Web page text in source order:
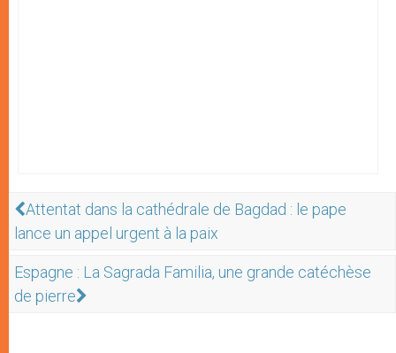
Attentat dans la cathédrale de Bagdad : le pape
lance un appel urgent à la paix
Espagne : La Sagrada Familia, une grande catéchèse
de pierre